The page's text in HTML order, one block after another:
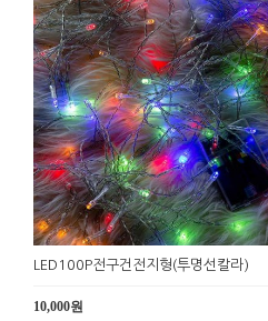
LED100P전구건전지형(투명선칼라)
10,000원